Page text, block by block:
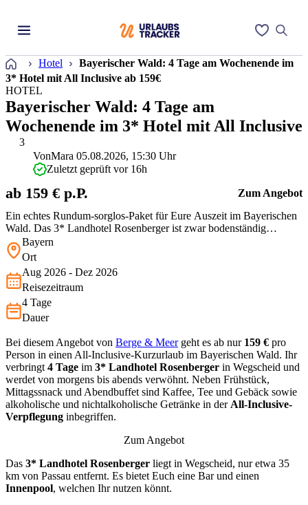
Startseite
Hotel
Bayerischer Wald: 4 Tage am Wochenende im
3* Hotel mit All Inclusive ab 159€
3
HOTEL
Bayerischer Wald: 4 Tage am
Wochenende im 3* Hotel mit All Inclusive
Ein echtes Rundum-sorglos-Paket für Eure Auszeit im Bayerischen
Wald. Das 3* Landhotel Rosenberger ist zwar bodenständig
eingerichtet, überzeugt aber mit herzlicher Gastfreundschaft und
seiner super Lage im Dreiländereck. Für diesen Preis ist das All
die eine …
VonMara 05.08.2026, 15:30 Uhr
Zuletzt geprüft vor 16h
ab 159 € p.P. Zum Angebot
Bayern
Ort
Aug 2026 - Dez 2026
Reisezeitraum
4 Tage
Dauer
Bei diesem Angebot von Berge & Meergeht es ab nur 159 € pro
Person in einen All-Inclusive-Kurzurlaub im Bayerischen Wald. Ihr
verbringt 4 Tage im 3* Landhotel Rosenberger in Wegscheid und
werdet von morgens bis abends verwöhnt. Neben Frühstück,
Mittagssnack und Abendbuffet sind Kaffee, Tee und Gebäck sowie
alkoholische und nichtalkoholische Getränke in derAll-Inclusive-
Verpflegung inbegriffen.
Zum Angebot
Das 3* Landhotel Rosenberger liegt in Wegscheid, nur etwa 35
km von Passau entfernt. Es bietet Euch eine Bar und einen
Innenpool, welchen Ihr nutzen könnt.